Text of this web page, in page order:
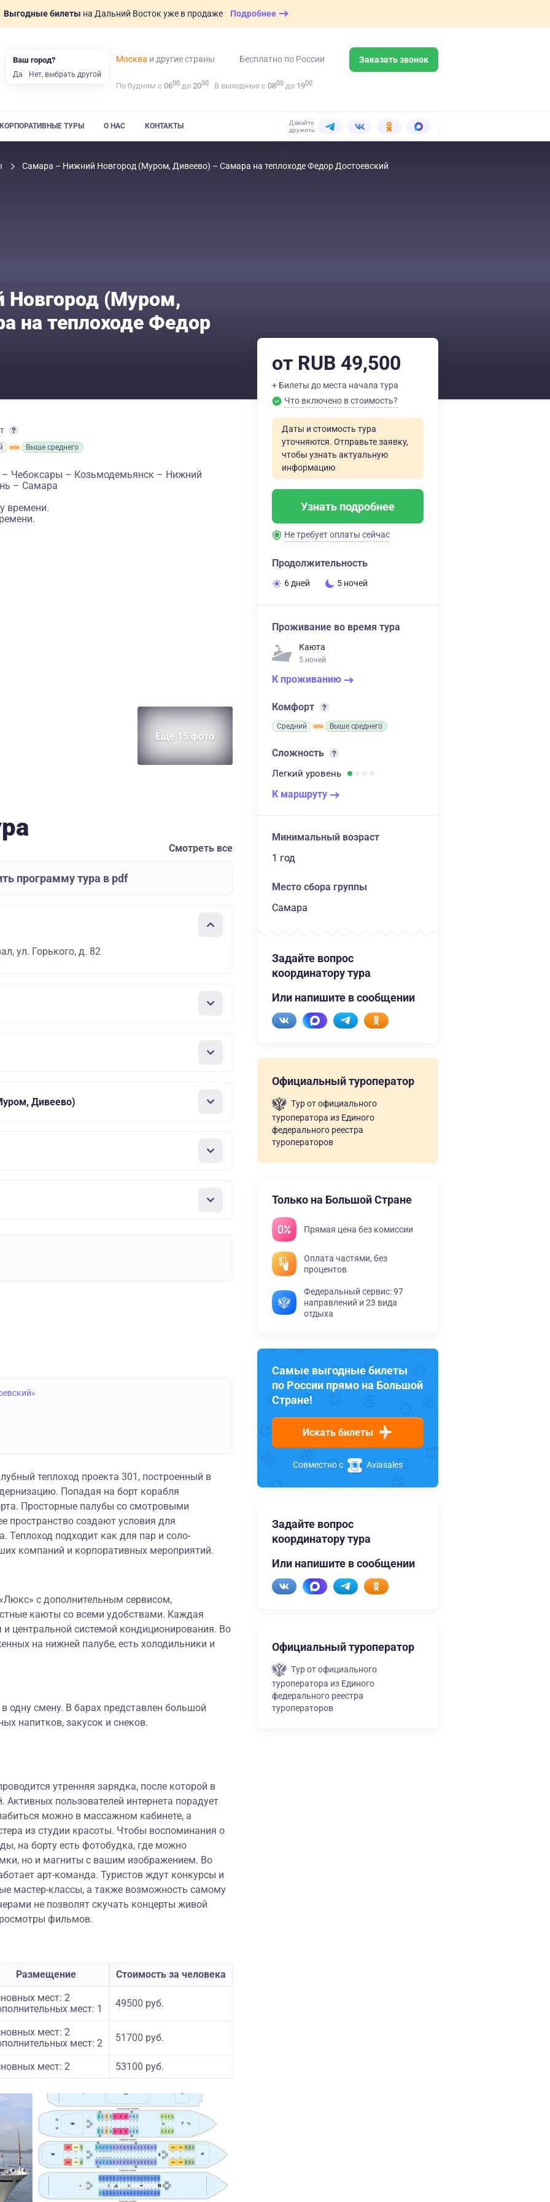
Выгодные билеты на Дальний Восток уже в продаже Подробнее
Москва и другие страны Бесплатно по России Заказать звонок
По будням с 0600 до 2000 В выходные с 0800 до 1900
КОРПОРАТИВНЫЕ ТУРЫ О НАС КОНТАКТЫ
Давайте
дружить:
Самара – Нижний Новгород (Муром, Дивеево) – Самара на теплоходе Федор Достоевский
(Муром,
на теплоходе Федор
Выше среднего
Чебоксары – Козьмодемьянск – Нижний
– Самара
времени.
Еще 15 фото
Смотреть все
программу тура в pdf
ул. Горького, д. 82
Дивеево)
теплоход проекта 301, построенный в
Попадая на борт корабля
Просторные палубы со смотровыми
пространство создают условия для
Теплоход подходит как для пар и соло-
компаний и корпоративных мероприятий.
с дополнительным сервисом,
каюты со всеми удобствами. Каждая
центральной системой кондиционирования. Во
на нижней палубе, есть холодильники и
одну смену. В барах представлен большой
напитков, закусок и снеков.
утренняя зарядка, после которой в
пользователей интернета порадует
можно в массажном кабинете, а
из студии красоты. Чтобы воспоминания о
на борту есть фотобудка, где можно
но и магниты с вашим изображением. Во
арт-команда. Туристов ждут конкурсы и
мастер-классы, а также возможность самому
не позволят скучать концерты живой
фильмов.
Размещение Стоимость за человека
мест: 2
мест: 1
49500 руб.
мест: 2
мест: 2
51700 руб.
мест: 2 53100 руб.
от RUB 49,500
+ Билеты до места начала тура
Что включено в стоимость?
Даты и стоимость тура
уточняются. Отправьте заявку,
чтобы узнать актуальную
информацию
Узнать подробнее
Не требует оплаты сейчас
Продолжительность
6 дней 5 ночей
Проживание во время тура
Каюта
5 ночей
К проживанию
Комфорт
Средний Выше среднего
Сложность
Легкий уровень
К маршруту
Минимальный возраст
1 год
Место сбора группы
Самара
Задайте вопрос
координатору тура
Или напишите в сообщении
Официальный туроператор
Тур от официального
туроператора из Единого
федерального реестра
туроператоров
Только на Большой Стране
Прямая цена без комиссии
Оплата частями, без
процентов
Федеральный сервис: 97
направлений и 23 вида
отдыха
Самые выгодные билеты
по России прямо на Большой
Стране!
Искать билеты
Совместно с Aviasales
Задайте вопрос
координатору тура
Или напишите в сообщении
Официальный туроператор
Тур от официального
туроператора из Единого
федерального реестра
туроператоров
Ваш город?
Да Нет, выбрать другой